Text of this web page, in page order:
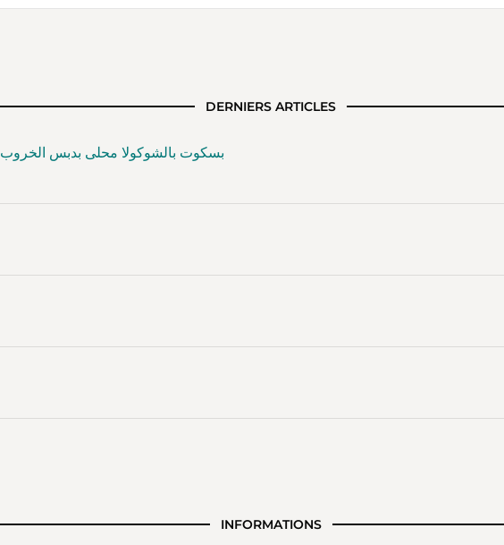
DERNIERS ARTICLES
Biscuit au chocolat à la mélasse de caroube – بسكوت بالشوكولا محلى بدبس الخروب
INFORMATIONS